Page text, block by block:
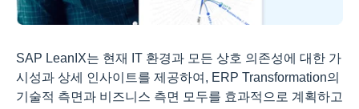
SAP LeanIX는 현재 IT 환경과 모든 상호 의존성에 대한 가
시성과 상세 인사이트를 제공하여, ERP Transformation의
기술적 측면과 비즈니스 측면 모두를 효과적으로 계획하고